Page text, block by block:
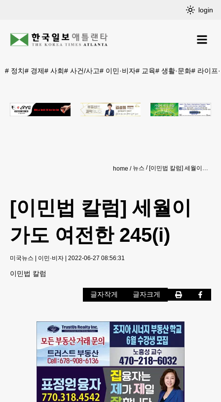
login
# 정치# 경제# 사회# 사건/사고# 이민·비자# 교육# 생활·문화# 라이프
home 뉴스 [이민법 칼럼] 세월이 가도 여전한 245(i)
[이민법 칼럼] 세월이
가도 여전한 245(i)
미국뉴스 | 이민·비자 | 2022-06-27 08:56:31
이민법 칼럼
글자작게 글자크게